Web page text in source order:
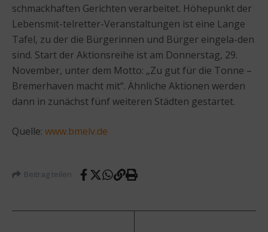
schmackhaften Gerichten verarbeitet. Höhepunkt der
Lebensmit-telretter-Veranstaltungen ist eine Lange
Tafel, zu der die Bürgerinnen und Bürger eingela-den
sind. Start der Aktionsreihe ist am Donnerstag, 29.
November, unter dem Motto: „Zu gut für die Tonne –
Bremerhaven macht mit“. Ähnliche Aktionen werden
dann in zunächst fünf weiteren Städten gestartet.
Quelle: www.bmelv.de
Beitrag teilen